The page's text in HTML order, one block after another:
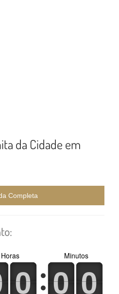
da Cidade em
Completa
0
0
1
1
Horas
0
0
1
1 0
0
1
1
Minutos